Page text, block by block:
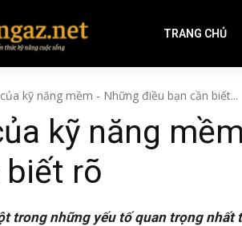
TRANG CHỦ
kỹ năng mềm - Những điều bạn cần biết...
kỹ năng
biết rõ
trong những yếu tố quan trọng